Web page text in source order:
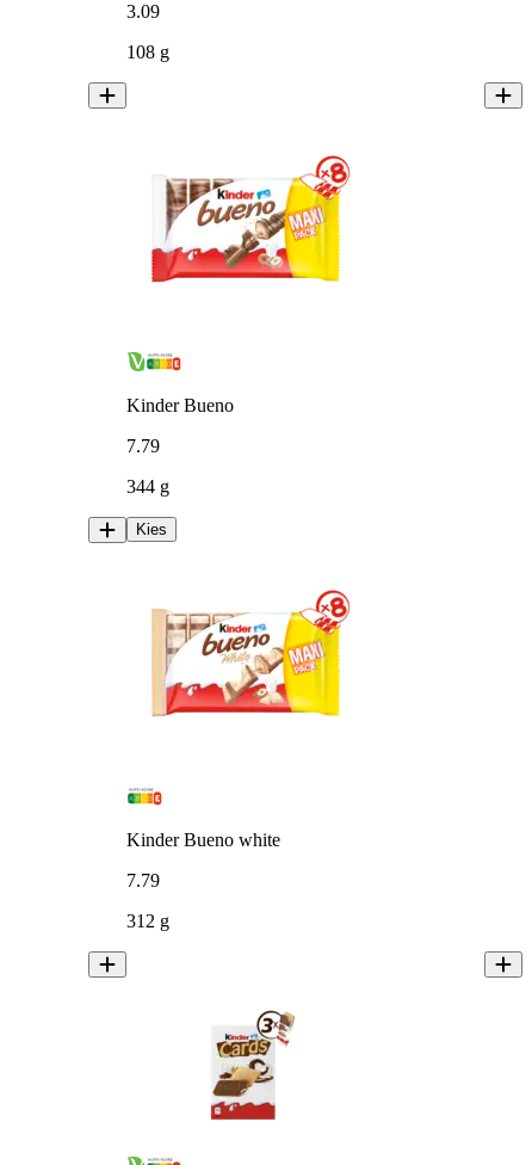
3.09
108 g
Kinder Bueno
7.79
344 g
Kies
Kinder Bueno white
7.79
312 g